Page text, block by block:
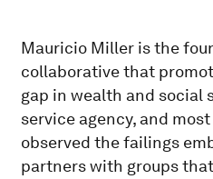
Mauricio Miller is the
collaborative that
gap in wealth and social
service agency, and
observed the failings
partners with groups